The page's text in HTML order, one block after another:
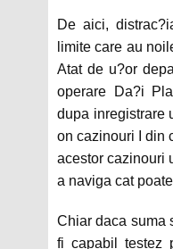
De aici,
limite care au
Atat de u?or
operare Da?i
dupa inregistrare
on cazinouri I din
acestor cazinouri
a naviga cat
Chiar daca suma
fi capabil testez